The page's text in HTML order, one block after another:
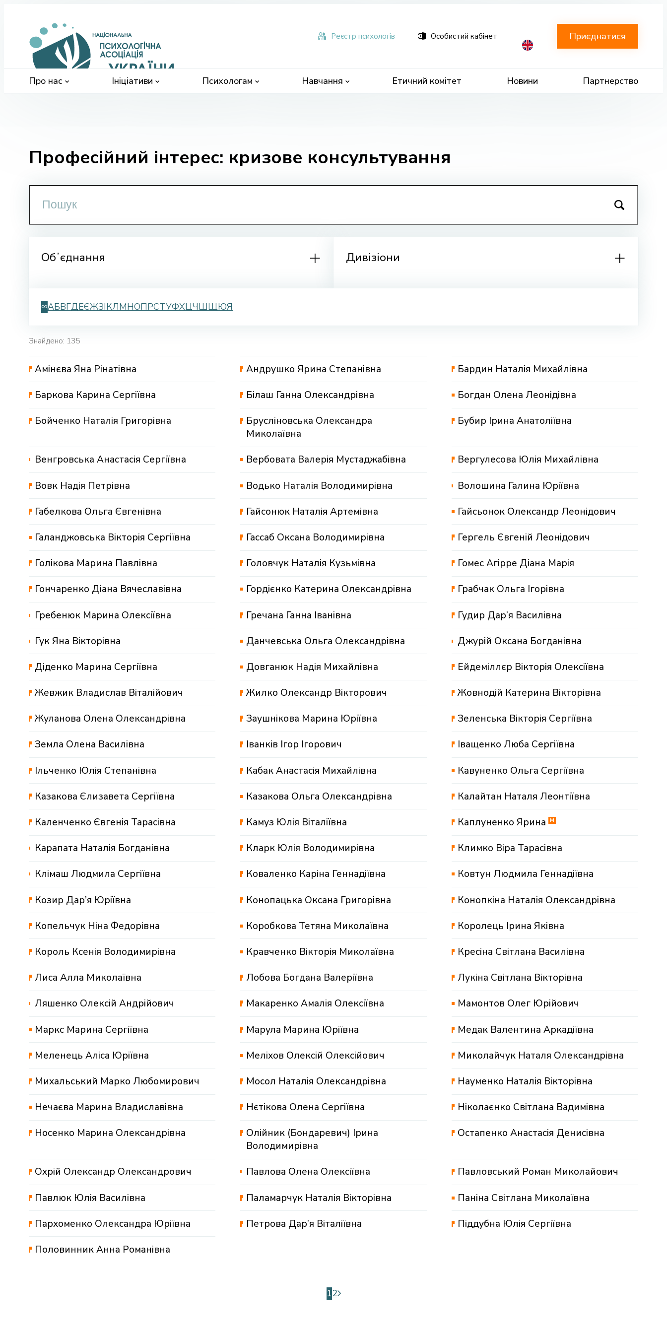
Про нас
Ініціативи Психологам Навчання Етичний комітет Новини Партнерство
Реєстр психологів Особистий кабінет Приєднатися
Професійний інтерес: кризове консультування
Обʼєднання Дивізіони
∞АБВГДЕЄЖЗІКЛМНОПРСТУФХЦЧШЩЮЯ
Знайдено: 135
Амінєва Яна Рінатівна Андрушко Ярина Степанівна Бардин Наталія Михайлівна
Баркова Карина Сергіївна Білаш Ганна Олександрівна Богдан Олена Леонідівна
Бойченко Наталія Григорівна
Брусліновська Олександра
Миколаївна
Бубир Ірина Анатоліївна
Венгровська Анастасія Сергіївна Вербовата Валерія Мустаджабівна Вергулесова Юлія Михайлівна
Вовк Надія Петрівна Водько Наталія Володимирівна Волошина Галина Юріївна
Габелкова Ольга Євгенівна Гайсонюк Наталія Артемівна Гайсьонок Олександр Леонідович
Галанджовська Вікторія Сергіївна Гассаб Оксана Володимирівна Гергель Євгеній Леонідович
Голікова Марина Павлівна Головчук Наталія Кузьмівна Гомес Агірре Діана Марія
Гончаренко Діана Вячеславівна Гордієнко Катерина Олександрівна Грабчак Ольга Ігорівна
Гребенюк Марина Олексіївна Гречана Ганна Іванівна Гудир Дар’я Василівна
Гук Яна Вікторівна Данчевська Ольга Олександрівна Джурій Оксана Богданівна
Діденко Марина Сергіївна Довганюк Надія Михайлівна Ейдеміллєр Вікторія Олексіївна
Жевжик Владислав Віталійович Жилко Олександр Вікторович Жовнодій Катерина Вікторівна
Жуланова Олена Олександрівна Заушнікова Марина Юріївна Зеленська Вікторія Сергіївна
Земла Олена Василівна Іванків Ігор Ігорович Іващенко Люба Сергіївна
Ільченко Юлія Степанівна Кабак Анастасія Михайлівна Кавуненко Ольга Сергіївна
Казакова Єлизавета Сергіївна Казакова Ольга Олександрівна Калайтан Наталя Леонтіївна
Каленченко Євгенія Тарасівна Камуз Юлія Віталіївна Каплуненко Ярина М
Карапата Наталія Богданівна Кларк Юлія Володимирівна Климко Віра Тарасівна
Клімаш Людмила Сергіївна Коваленко Каріна Геннадіївна Ковтун Людмила Геннадіївна
Козир Дар’я Юріївна Конопацька Оксана Григорівна Конопкіна Наталія Олександрівна
Копельчук Ніна Федорівна Коробкова Тетяна Миколаївна Королець Ірина Яківна
Король Ксенія Володимирівна Кравченко Вікторія Миколаївна Кресіна Світлана Василівна
Лиса Алла Миколаївна Лобова Богдана Валеріївна Лукіна Світлана Вікторівна
Ляшенко Олексій Андрійович Макаренко Амалія Олексіївна Мамонтов Олег Юрійович
Маркс Марина Сергіївна Марула Марина Юріївна Медак Валентина Аркадіївна
Меленець Аліса Юріївна Меліхов Олексій Олексійович Миколайчук Наталя Олександрівна
Михальський Марко Любомирович Мосол Наталія Олександрівна Науменко Наталія Вікторівна
Нечаєва Марина Владиславівна Нєтікова Олена Сергіївна Ніколаєнко Світлана Вадимівна
Носенко Марина Олександрівна
Олійник (Бондаревич) Ірина
Володимирівна
Остапенко Анастасія Денисівна
Охрій Олександр Олександрович Павлова Олена Олексіївна Павловський Роман Миколайович
Павлюк Юлія Василівна Паламарчук Наталія Вікторівна Паніна Світлана Миколаївна
Пархоменко Олександра Юріївна Петрова Дар’я Віталіївна Піддубна Юлія Сергіївна
Половинник Анна Романівна
12